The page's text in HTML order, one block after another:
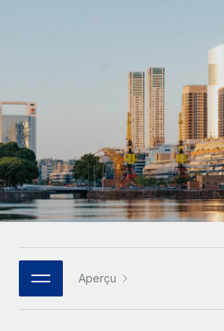
Sous-traitez les opérations
INFRASTRUCTURE
Intégration Remote
Intégrez vos RH aux flux de travail
Plateforme
Des fonctions RH clés intégrées
Connectez n'importe quel outil d’IA
notre MCP
Des solutions agiles et
paie des entreprises en pleine
Entreprises intermédiaires
Développez vos équipes avec des
mesure
Entreprise
Les RH à l’international pour les
Calculateur de paiement des
Découvrez les devises
paiement pour vos freelances
APPRENDRE AVEC REMOTE
Recherche et guides
Études de cas
Checklists et modèles
Descriptions de postes
Deutsch
Español
Italiano
Português (Portugal)
日本語
한국어
Aperçu